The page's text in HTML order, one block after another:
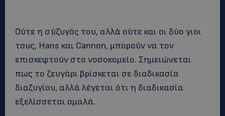
Ούτε η σύζυγός του, αλλά ούτε και οι δύο γιοι
τους, Hans και Cannon, μπορούν να τον
επισκεφτούν στο νοσοκομείο. Σημειώνεται
πως το ζευγάρι βρίσκεται σε διαδικασία
διαζυγίου, αλλά λέγεται ότι η διαδικασία
εξελίσσεται ομαλά.